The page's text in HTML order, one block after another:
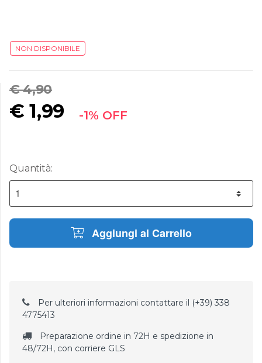
NON DISPONIBILE
€ 4,90
€1,99 -1% OFF
Quantità:
Aggiungi al Carrello
Per ulteriori informazioni contattare il (+39) 338
4775413
Preparazione ordine in 72H e spedizione in
48/72H, con corriere GLS